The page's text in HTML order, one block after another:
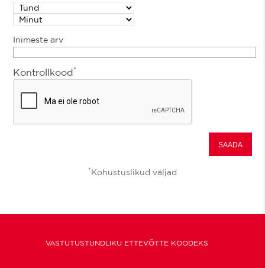
Inimeste arv
Kontrollkood*
*Kohustuslikud väljad
VASTUTUSTUNDLIKU ETTEVÕTTE KOODEKS